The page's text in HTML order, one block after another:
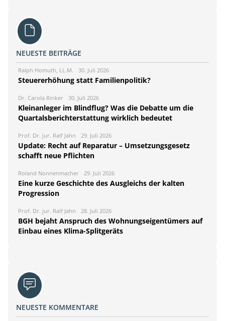
NEUESTE BEITRÄGE
Ralph Homuth, LL.M. 30. Juli 2026
Steuererhöhung statt Familienpolitik?
Dr. Carola Rinker 30. Juli 2026
Kleinanleger im Blindflug? Was die Debatte um die
Quartalsberichterstattung wirklich bedeutet
Prof. Dr. jur. Ralf Jahn 29. Juli 2026
Update: Recht auf Reparatur – Umsetzungsgesetz
schafft neue Pflichten
Roland Nonnenmacher 29. Juli 2026
Eine kurze Geschichte des Ausgleichs der kalten
Progression
Prof. Dr. jur. Ralf Jahn 28. Juli 2026
BGH bejaht Anspruch des Wohnungseigentümers auf
Einbau eines Klima-Splitgeräts
NEUESTE KOMMENTARE